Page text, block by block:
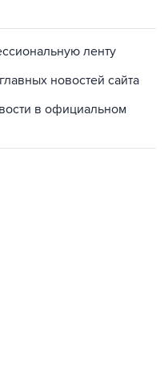
новостей сайта
в официальном